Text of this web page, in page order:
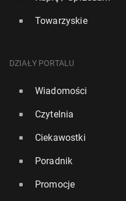
Towarzyskie
DZIAŁY PORTALU
Wiadomości
Czytelnia
Ciekawostki
Poradnik
Promocje